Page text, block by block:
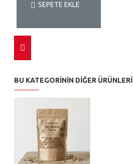
SEPETE EKLE
BU KATEGORININ DIĞER ÜRÜNLERI